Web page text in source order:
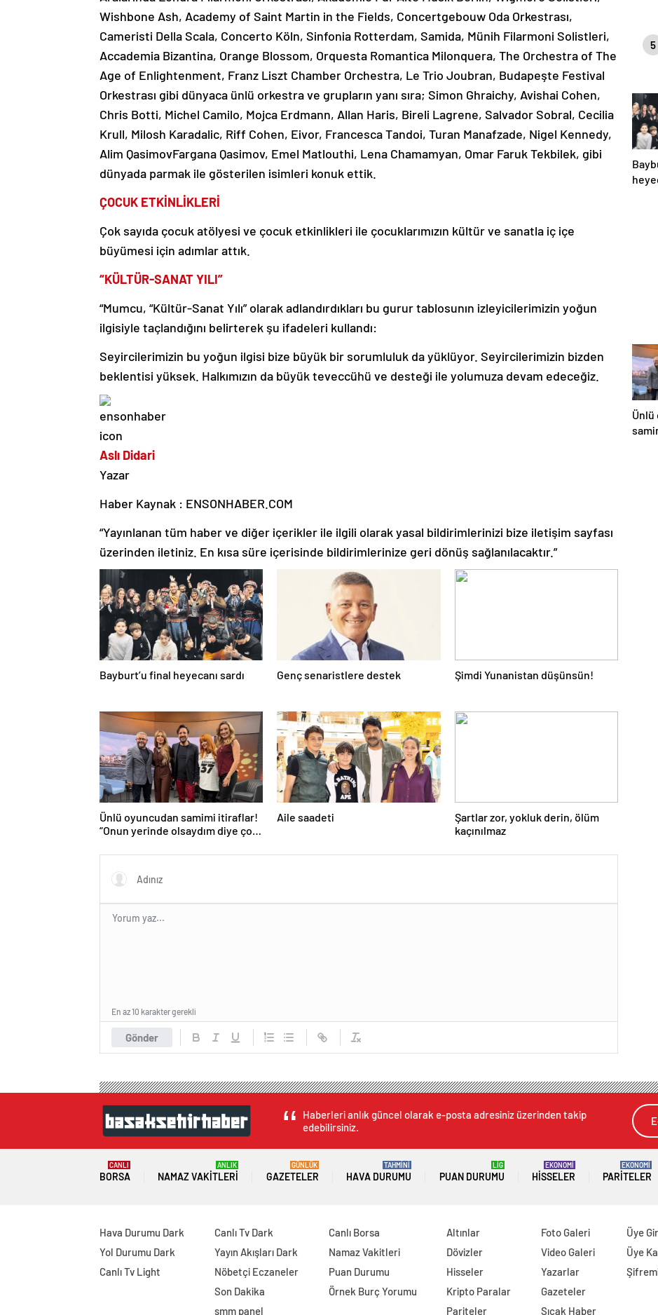
Wishbone Ash, Academy of Saint Martin in the Fields, Concertgebouw Oda Orkestrası,
Cameristi Della Scala, Concerto Köln, Sinfonia Rotterdam, Samida, Münih Filarmoni Solistleri,
Accademia Bizantina, Orange Blossom, Orquesta Romantica Milonquera, The Orchestra of The
Age of Enlightenment, Franz Liszt Chamber Orchestra, Le Trio Joubran, Budapeşte Festival
Orkestrası gibi dünyaca ünlü orkestra ve grupların yanı sıra; Simon Ghraichy, Avishai Cohen,
Chris Botti, Michel Camilo, Mojca Erdmann, Allan Haris, Bireli Lagrene, Salvador Sobral, Cecilia
Krull, Milosh Karadalic, Riff Cohen, Eivor, Francesca Tandoi, Turan Manafzade, Nigel Kennedy,
Alim QasimovFargana Qasimov, Emel Matlouthi, Lena Chamamyan, Omar Faruk Tekbilek, gibi
dünyada parmak ile gösterilen isimleri konuk ettik.
ÇOCUK ETKİNLİKLERİ
Çok sayıda çocuk atölyesi ve çocuk etkinlikleri ile çocuklarımızın kültür ve sanatla iç içe
büyümesi için adımlar attık.
“KÜLTÜR-SANAT YILI”
“Mumcu, “Kültür-Sanat Yılı” olarak adlandırdıkları bu gurur tablosunın izleyicilerimizin yoğun
ilgisiyle taçlandığını belirterek şu ifadeleri kullandı:
Seyircilerimizin bu yoğun ilgisi bize büyük bir sorumluluk da yüklüyor. Seyircilerimizin bizden
beklentisi yüksek. Halkımızın da büyük teveccühü ve desteği ile yolumuza devam edeceğiz.
Aslı Didari
Yazar
Haber Kaynak : ENSONHABER.COM
“Yayınlanan tüm haber ve diğer içerikler ile ilgili olarak yasal bildirimlerinizi bize iletişim sayfası
üzerinden iletiniz. En kısa süre içerisinde bildirimlerinize geri dönüş sağlanılacaktır.”
Bayburt’u final heyecanı sardı Genç senaristlere destek Şimdi Yunanistan düşünsün!
Ünlü oyuncudan samimi itiraflar!
“Onun yerinde olsaydım diye çok
Aile saadeti
Şartlar zor, yokluk derin, ölüm
kaçınılmaz
Gönder
En az 10 karakter gerekli
5
Ünlü
Haberleri anlık güncel olarak e-posta adresiniz üzerinden takip
edebilirsiniz.
BORSA
CANLI
NAMAZ VAKITLERI
ANLIK
GAZETELER
GÜNLÜK
HAVA DURUMU
TAHMİNİ
PUAN DURUMU
LİG
HISSELER
EKONOMİ
PARITELER
EKONOMİ
Hava Durumu Dark
Yol Durumu Dark
Canlı Tv Light
Canlı Tv Dark
Yayın Akışları Dark
Nöbetçi Eczaneler
Son Dakika
smm panel
Canlı Borsa
Namaz Vakitleri
Puan Durumu
Örnek Burç Yorumu
Altınlar
Dövizler
Hisseler
Kripto Paralar
Pariteler
Foto Galeri
Video Galeri
Yazarlar
Gazeteler
Sıcak Haber
Üye
Üye